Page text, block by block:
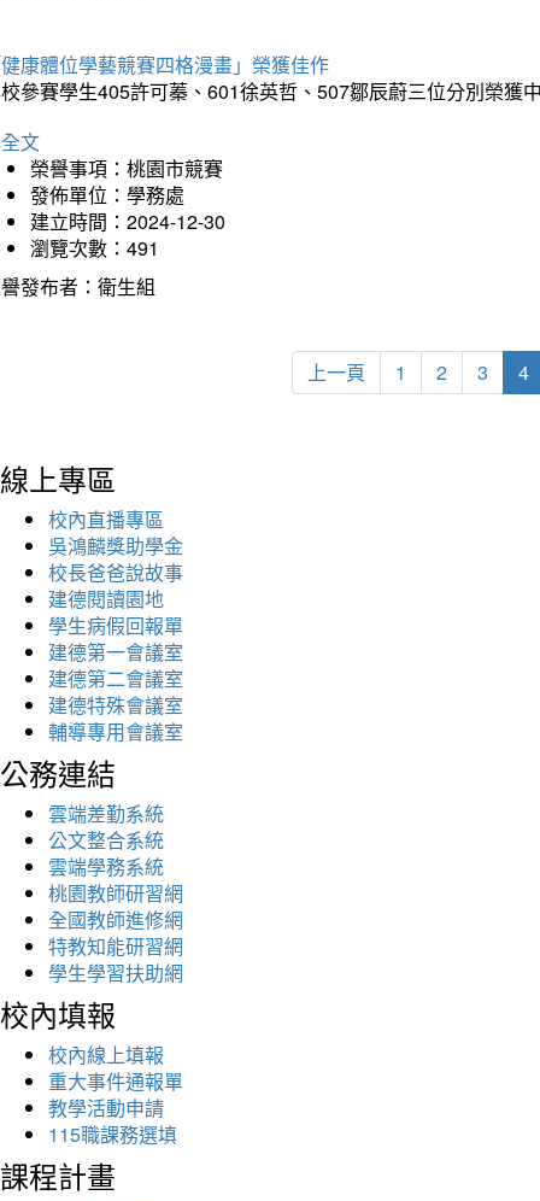
康體位學藝競賽四格漫畫」榮獲佳作
參賽學生405許可蓁、601徐英哲、507鄒辰蔚三位分別榮獲
文
榮譽事項：桃園市競賽
發佈單位：學務處
建立時間：2024-12-30
瀏覽次數：491
發布者：衛生組
上一頁 1 2 3 4
線上專區
校內直播專區
吳鴻麟獎助學金
校長爸爸說故事
建德閱讀園地
學生病假回報單
建德第一會議室
建德第二會議室
建德特殊會議室
輔導專用會議室
公務連結
雲端差勤系統
公文整合系統
雲端學務系統
桃園教師研習網
全國教師進修網
特教知能研習網
學生學習扶助網
校內填報
校內線上填報
重大事件通報單
教學活動申請
115職課務選填
課程計畫